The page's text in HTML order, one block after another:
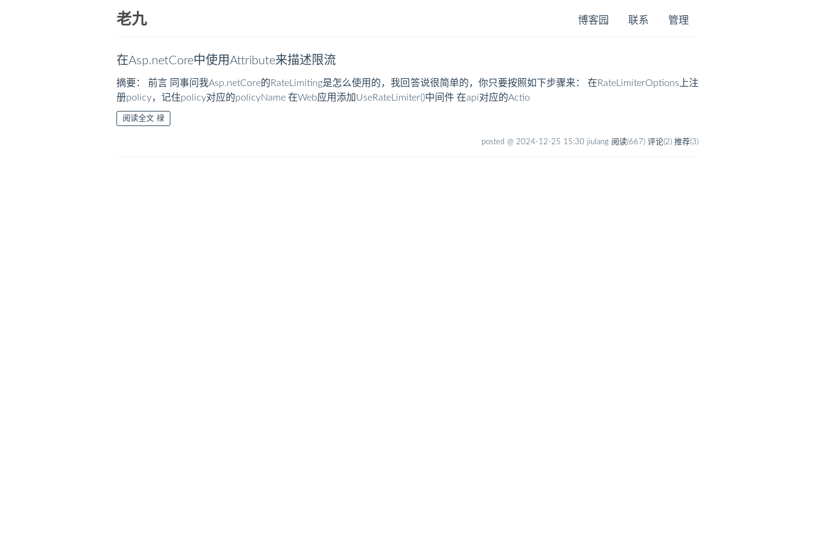
老九 博客园 联系 管理
在Asp.netCore中使用Attribute来描述限流
摘要： 前言 同事问我Asp.netCore的RateLimiting是怎么使用的，我回答说很简单的，你只要按照如下步骤来： 在RateLimiterOptions上注
册policy，记住policy对应的policyName 在Web应用添加UseRateLimiter()中间件 在api对应的Actio
阅读全文
posted @ 2024-12-25 15:30 jiulang 阅读(667) 评论(2) 推荐(3)